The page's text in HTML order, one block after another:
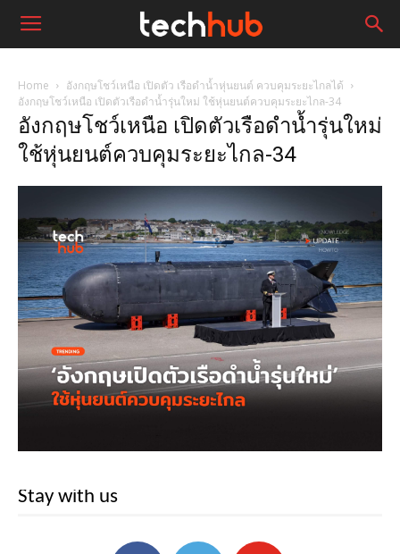
Home
อังกฤษโชว์เหนือ เปิดตัว เรือดำน้ำหุ่นยนต์ ควบคุมระยะไกลได้
อังกฤษโชว์เหนือ เปิดตัวเรือดำน้ำรุ่นใหม่ ใช้หุ่นยนต์ควบคุมระยะไกล-34
อังกฤษโชว์เหนือ เปิดตัวเรือดำน้ำรุ่นใหม่
ใช้หุ่นยนต์ควบคุมระยะไกล-34
Stay with us